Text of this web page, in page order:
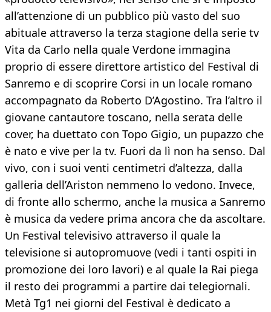
all’attenzione di un pubblico più vasto del suo
abituale attraverso la terza stagione della serie tv
Vita da Carlo nella quale Verdone immagina
proprio di essere direttore artistico del Festival di
Sanremo e di scoprire Corsi in un locale romano
accompagnato da Roberto D’Agostino. Tra l’altro il
giovane cantautore toscano, nella serata delle
cover, ha duettato con Topo Gigio, un pupazzo che
è nato e vive per la tv. Fuori da lì non ha senso. Dal
vivo, con i suoi venti centimetri d’altezza, dalla
galleria dell’Ariston nemmeno lo vedono. Invece,
di fronte allo schermo, anche la musica a Sanremo
è musica da vedere prima ancora che da ascoltare.
Un Festival televisivo attraverso il quale la
televisione si autopromuove (vedi i tanti ospiti in
promozione dei loro lavori) e al quale la Rai piega
il resto dei programmi a partire dai telegiornali.
Metà Tg1 nei giorni del Festival è dedicato a